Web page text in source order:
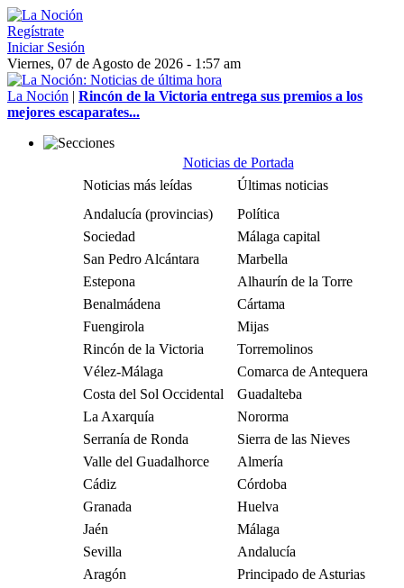
Regístrate
Iniciar Sesión
Viernes, 07 de Agosto de 2026 - 1:57 am
La Noción | Rincón de la Victoria entrega sus premios a los
mejores escaparates...
Noticias de Portada
Noticias más leídas
Últimas noticias
Andalucía (provincias)
Política
Sociedad
Málaga capital
San Pedro Alcántara
Marbella
Estepona
Alhaurín de la Torre
Benalmádena
Cártama
Fuengirola
Mijas
Rincón de la Victoria
Torremolinos
Vélez-Málaga
Comarca de Antequera
Costa del Sol Occidental
Guadalteba
La Axarquía
Nororma
Serranía de Ronda
Sierra de las Nieves
Valle del Guadalhorce
Almería
Cádiz
Córdoba
Granada
Huelva
Jaén
Málaga
Sevilla
Andalucía
Aragón
Principado de Asturias